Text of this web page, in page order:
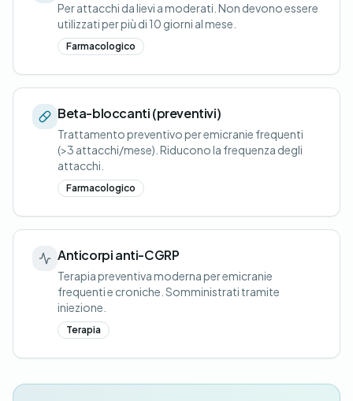
Per attacchi da lievi a moderati. Non devono essere
utilizzati per più di 10 giorni al mese.
Farmacologico
Beta-bloccanti (preventivi)
Trattamento preventivo per emicranie frequenti
(>3 attacchi/mese). Riducono la frequenza degli
attacchi.
Farmacologico
Anticorpi anti-CGRP
Terapia preventiva moderna per emicranie
frequenti e croniche. Somministrati tramite
iniezione.
Terapia